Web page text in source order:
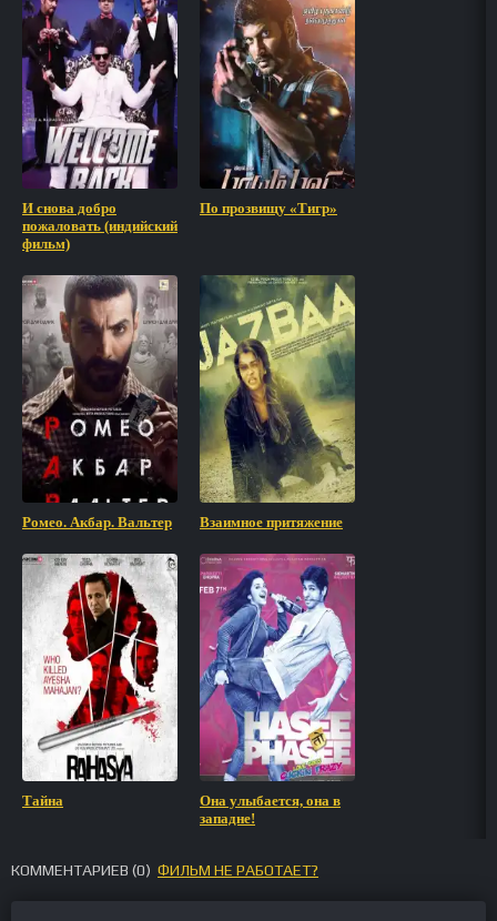
И снова добро
пожаловать (индийский
фильм)
По прозвищу «Тигр»
Ромео. Акбар. Вальтер Взаимное притяжение
Тайна
Она улыбается, она в
западне!
КОММЕНТАРИЕВ (0) ФИЛЬМ НЕ РАБОТАЕТ?